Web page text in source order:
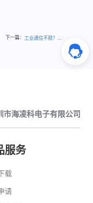
下一篇： 工业通信不稳？可能是缺了这颗“隔离芯”
市海凌科电子有限公司
服务
载
请